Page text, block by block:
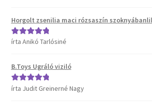
Horgolt zsenilia maci rózsaszín
Értékelés:5/
írta Anikó Tarlósiné
B.Toys Ugráló viziló
Értékelés:5/
írta Judit Greinerné Nagy